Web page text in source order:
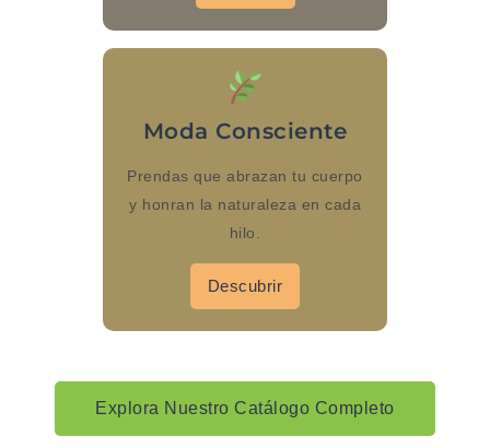
Moda Consciente
Prendas que abrazan tu cuerpo
y honran la naturaleza en cada
hilo.
Descubrir
Explora Nuestro Catálogo Completo